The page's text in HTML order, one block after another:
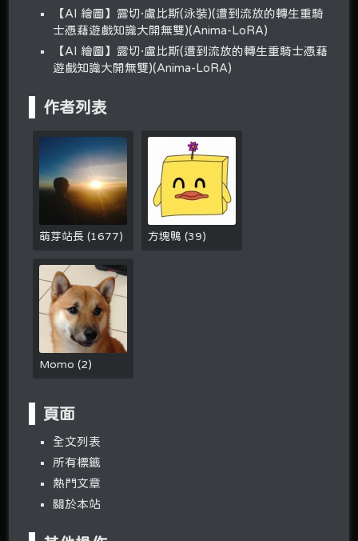
【AI 繪圖】露切·盧比斯(泳裝)(遭到流放的轉生重騎
士憑藉遊戲知識大開無雙)(Anima-LoRA)
【AI 繪圖】露切·盧比斯(遭到流放的轉生重騎士憑藉
遊戲知識大開無雙)(Anima-LoRA)
作者列表
萌芽站長(1677) 方塊鴨(39)
Momo(2)
頁面
全文列表
所有標籤
熱門文章
關於本站